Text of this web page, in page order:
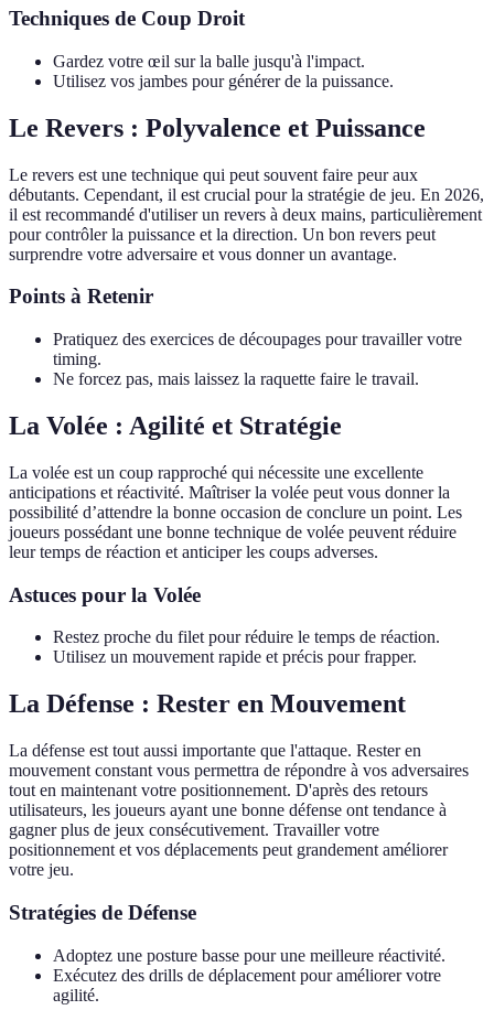
Techniques de Coup Droit
Gardez votre œil sur la balle jusqu'à l'impact.
Utilisez vos jambes pour générer de la puissance.
Le Revers : Polyvalence et Puissance
Le revers est une technique qui peut souvent faire peur aux
débutants. Cependant, il est crucial pour la stratégie de jeu. En 2026,
il est recommandé d'utiliser un revers à deux mains, particulièrement
pour contrôler la puissance et la direction. Un bon revers peut
surprendre votre adversaire et vous donner un avantage.
Points à Retenir
Pratiquez des exercices de découpages pour travailler votre
timing.
Ne forcez pas, mais laissez la raquette faire le travail.
La Volée : Agilité et Stratégie
La volée est un coup rapproché qui nécessite une excellente
anticipations et réactivité. Maîtriser la volée peut vous donner la
possibilité d’attendre la bonne occasion de conclure un point. Les
joueurs possédant une bonne technique de volée peuvent réduire
leur temps de réaction et anticiper les coups adverses.
Astuces pour la Volée
Restez proche du filet pour réduire le temps de réaction.
Utilisez un mouvement rapide et précis pour frapper.
La Défense : Rester en Mouvement
La défense est tout aussi importante que l'attaque. Rester en
mouvement constant vous permettra de répondre à vos adversaires
tout en maintenant votre positionnement. D'après des retours
utilisateurs, les joueurs ayant une bonne défense ont tendance à
gagner plus de jeux consécutivement. Travailler votre
positionnement et vos déplacements peut grandement améliorer
votre jeu.
Stratégies de Défense
Adoptez une posture basse pour une meilleure réactivité.
Exécutez des drills de déplacement pour améliorer votre
agilité.